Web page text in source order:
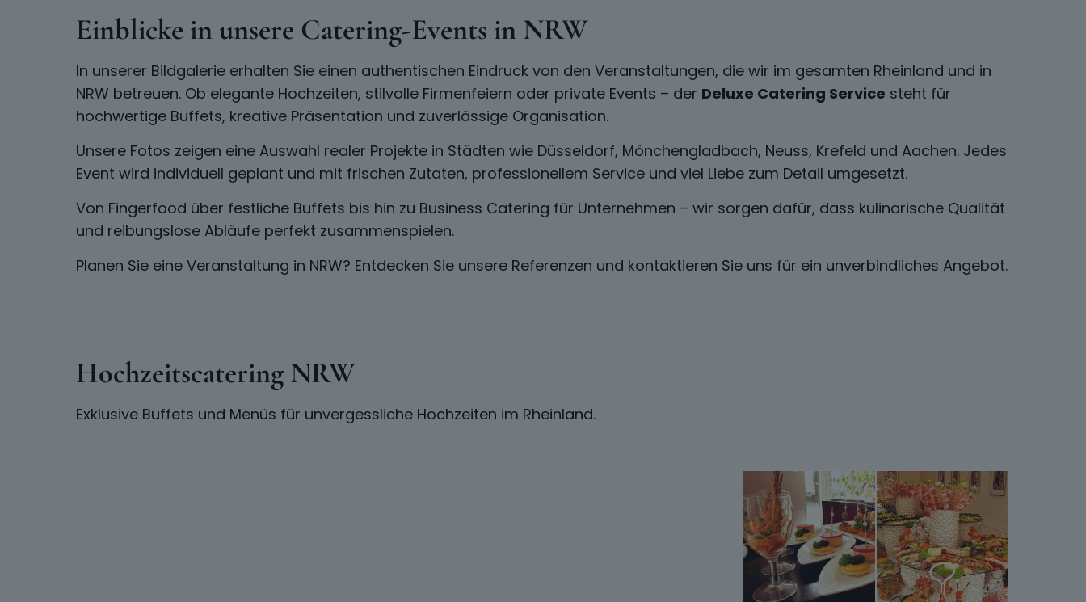
Einblicke in unsere Catering-Events in NRW
In unserer Bildgalerie erhalten Sie einen authentischen Eindruck von den Veranstaltungen, die wir im gesamten Rheinland und in
NRW betreuen. Ob elegante Hochzeiten, stilvolle Firmenfeiern oder private Events – der Deluxe Catering Service steht für
hochwertige Buffets, kreative Präsentation und zuverlässige Organisation.
Unsere Fotos zeigen eine Auswahl realer Projekte in Städten wie Düsseldorf, Mönchengladbach, Neuss, Krefeld und Aachen. Jedes
Event wird individuell geplant und mit frischen Zutaten, professionellem Service und viel Liebe zum Detail umgesetzt.
Von Fingerfood über festliche Buffets bis hin zu Business Catering für Unternehmen – wir sorgen dafür, dass kulinarische Qualität
und reibungslose Abläufe perfekt zusammenspielen.
Planen Sie eine Veranstaltung in NRW? Entdecken Sie unsere Referenzen und kontaktieren Sie uns für ein unverbindliches Angebot.
Hochzeitscatering NRW
Exklusive Buffets und Menüs für unvergessliche Hochzeiten im Rheinland.